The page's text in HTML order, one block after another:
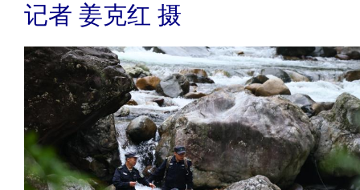
记者 姜克红 摄